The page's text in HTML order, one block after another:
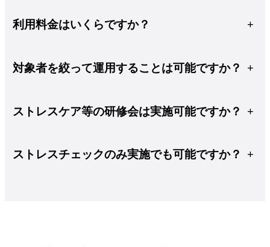
利用料金はいくらですか？ +
対象者を絞って運用することは可能ですか？ +
ストレスケア等の研修会は実施可能ですか？ +
ストレスチェックのみ実施でも可能ですか？ +